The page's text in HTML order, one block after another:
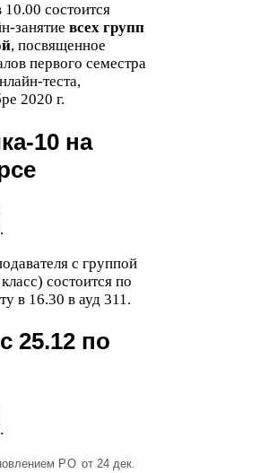
10.00 состоится
​занятие всех групп
, посвященное
первого семестра
​теста,
2020 г.
10 на
с группой
класс) состоится по
в 16.30 в ауд 311 .
25.12 по
РО от 24дек.